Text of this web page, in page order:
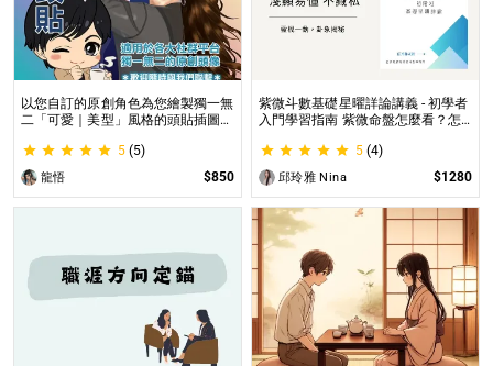
以您自訂的原創角色為您繪製獨一無
二「可愛｜美型」風格的頭貼插圖！
情」和「動作」的理想頭貼！
5 (5)
龍悟 $850
紫微斗數基礎星曜詳論講義 - 初學者
入門學習指南 紫微命盤怎麼看？怎
工具書，淺顯易懂不藏私！
5 (4)
邱玲雅 Nina $1280